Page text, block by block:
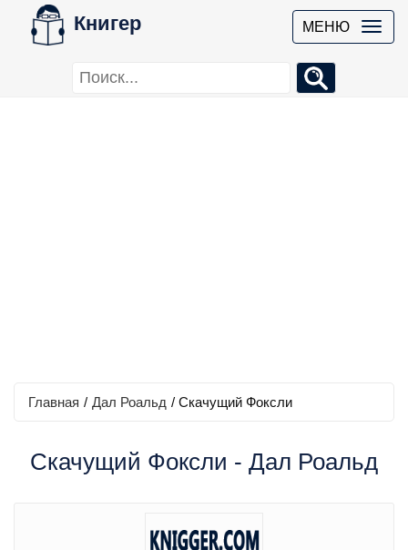
Книгер МЕНЮ
Главная / Дал Роальд / Скачущий Фоксли
Скачущий Фоксли - Дал Роальд